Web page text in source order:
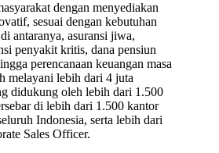
dengan menyediakan
sesuai dengan kebutuhan
antaranya, asuransi jiwa,
penyakit kritis, dana pensiun
perencanaan keuangan masa
melayani lebih dari 4 juta
didukung oleh lebih dari 1.500
di lebih dari 1.500 kantor
Indonesia, serta lebih dari
Sales Officer.